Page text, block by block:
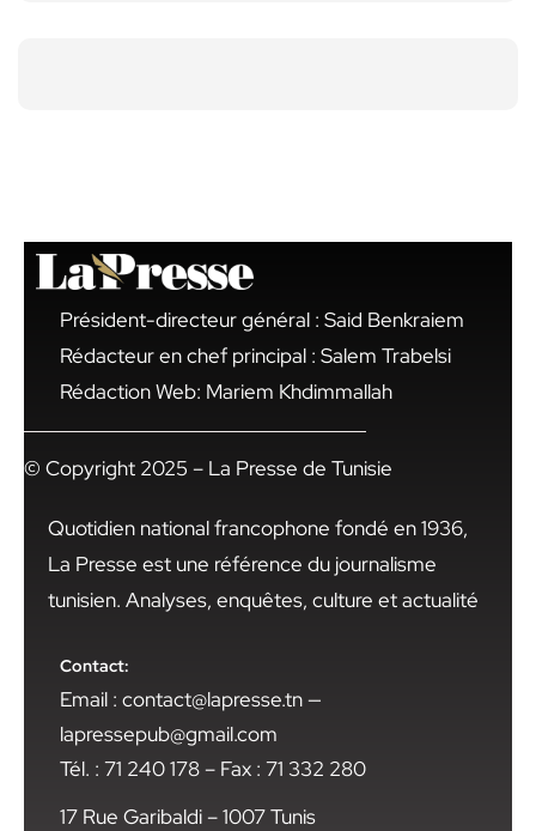
Président-directeur général : Said Benkraiem
Rédacteur en chef principal : Salem Trabelsi
Rédaction Web: Mariem Khdimmallah
© Copyright 2025 – La Presse de Tunisie
Quotidien national francophone fondé en 1936,
La Presse est une référence du journalisme
tunisien. Analyses, enquêtes, culture et actualité
Contact:
Email : contact@lapresse.tn —
lapressepub@gmail.com
Tél. : 71 240 178 – Fax : 71 332 280
17 Rue Garibaldi – 1007 Tunis